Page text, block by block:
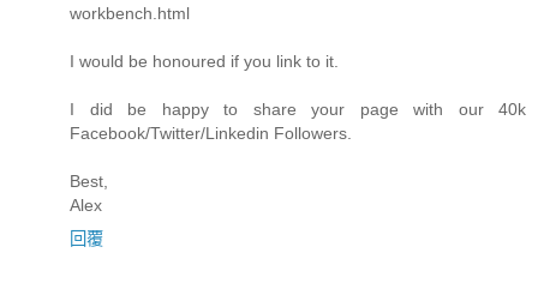
workbench.html
I would be honoured if you link to it.
I did be happy to share your page with our 40k
Facebook/Twitter/Linkedin Followers.
Best,
Alex
回覆